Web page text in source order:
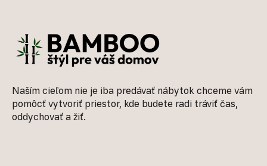
Naším cieľom nie je iba predávať nábytok chceme vám
pomôcť vytvoriť priestor, kde budete radi tráviť čas,
oddychovať a žiť.